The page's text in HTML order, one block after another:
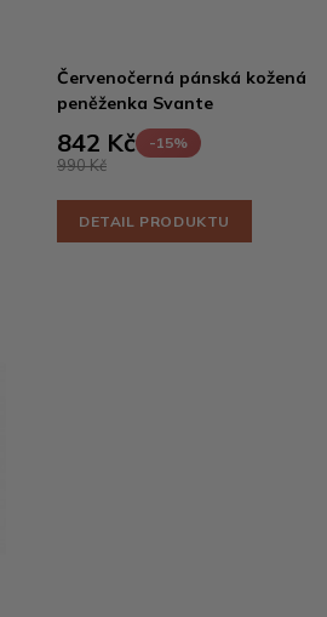
Červenočerná pánská kožená
peněženka Svante
842 Kč -15%
990 Kč
DETAIL PRODUKTU